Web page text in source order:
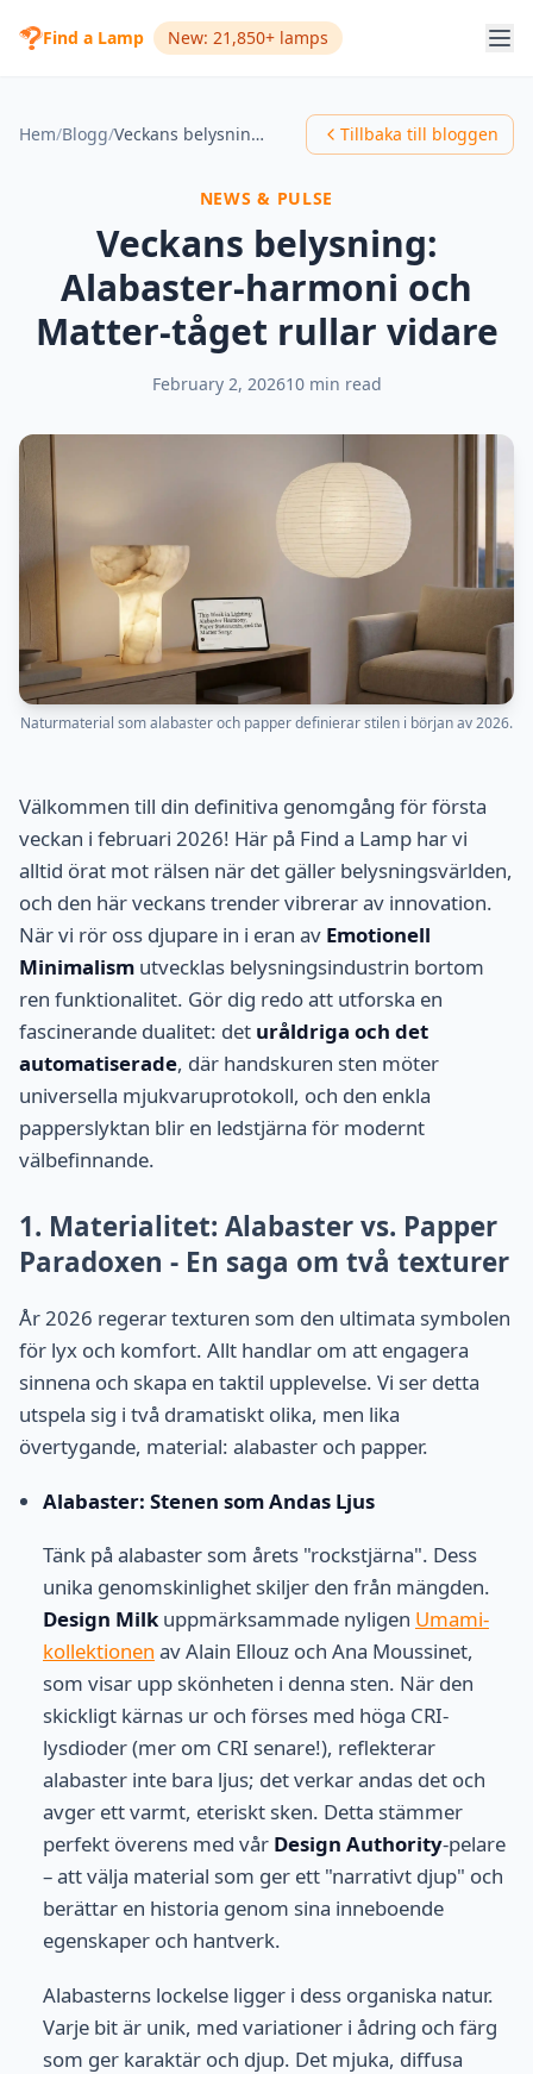
Find a Lamp New: 21,850+ lamps
Hem/Blogg/ Veckans belysning: Alabaster-harmoni och Matter-tåget rullar vidare Tillbaka till bloggen
NEWS & PULSE
Veckans belysning:
Alabaster-harmoni och
Matter-tåget rullar vidare
February 2, 202610 min read
Naturmaterial som alabaster och papper definierar stilen i början av 2026.
Välkommen till din definitiva genomgång för första
veckan i februari 2026! Här på Find a Lamp har vi
alltid örat mot rälsen när det gäller belysningsvärlden,
och den här veckans trender vibrerar av innovation.
När vi rör oss djupare in i eran av Emotionell
Minimalism utvecklas belysningsindustrin bortom
ren funktionalitet. Gör dig redo att utforska en
fascinerande dualitet: det uråldriga och det
automatiserade, där handskuren sten möter
universella mjukvaruprotokoll, och den enkla
papperslyktan blir en ledstjärna för modernt
välbefinnande.
1. Materialitet: Alabaster vs. Papper
Paradoxen - En saga om två texturer
År 2026 regerar texturen som den ultimata symbolen
för lyx och komfort. Allt handlar om att engagera
sinnena och skapa en taktil upplevelse. Vi ser detta
utspela sig i två dramatiskt olika, men lika
övertygande, material: alabaster och papper.
Alabaster: Stenen som Andas Ljus
Tänk på alabaster som årets "rockstjärna". Dess
unika genomskinlighet skiljer den från mängden.
Design Milkuppmärksammade nyligen Umami-
kollektionen av Alain Ellouz och Ana Moussinet,
som visar upp skönheten i denna sten. När den
skickligt kärnas ur och förses med höga CRI-
lysdioder (mer om CRI senare!), reflekterar
alabaster inte bara ljus; det verkar andas det och
avger ett varmt, eteriskt sken. Detta stämmer
perfekt överens med vår Design Authority-pelare
– att välja material som ger ett "narrativt djup" och
berättar en historia genom sina inneboende
egenskaper och hantverk.
Alabasterns lockelse ligger i dess organiska natur.
Varje bit är unik, med variationer i ådring och färg
som ger karaktär och djup. Det mjuka, diffusa